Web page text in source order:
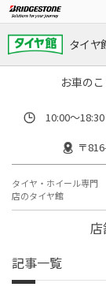
タイヤ
お車の
10:00～
〒
タイヤ・ホイール専門
店のタイヤ館
記事一覧